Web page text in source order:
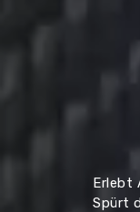
Erlebt
Spürt